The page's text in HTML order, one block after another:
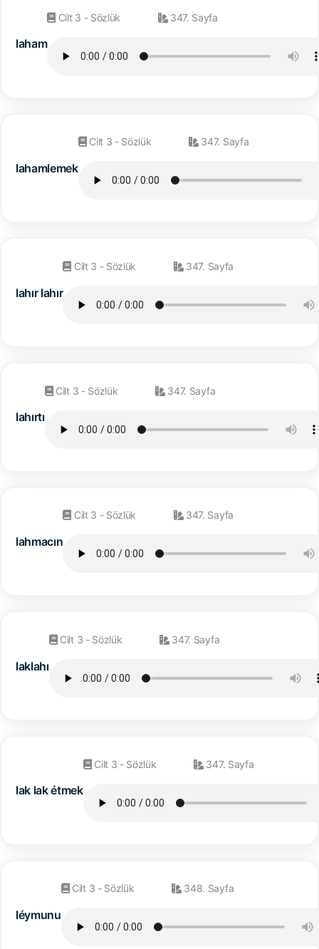
laham
Cilt 3 - Sözlük 347. Sayfa
lahamlemek
Cilt 3 - Sözlük 347. Sayfa
lahır lahır
Cilt 3 - Sözlük 347. Sayfa
lahırtı
Cilt 3 - Sözlük 347. Sayfa
lahmacın
Cilt 3 - Sözlük 347. Sayfa
laklahı
Cilt 3 - Sözlük 347. Sayfa
lak lak étmek
Cilt 3 - Sözlük 347. Sayfa
léymunu
Cilt 3 - Sözlük 348. Sayfa